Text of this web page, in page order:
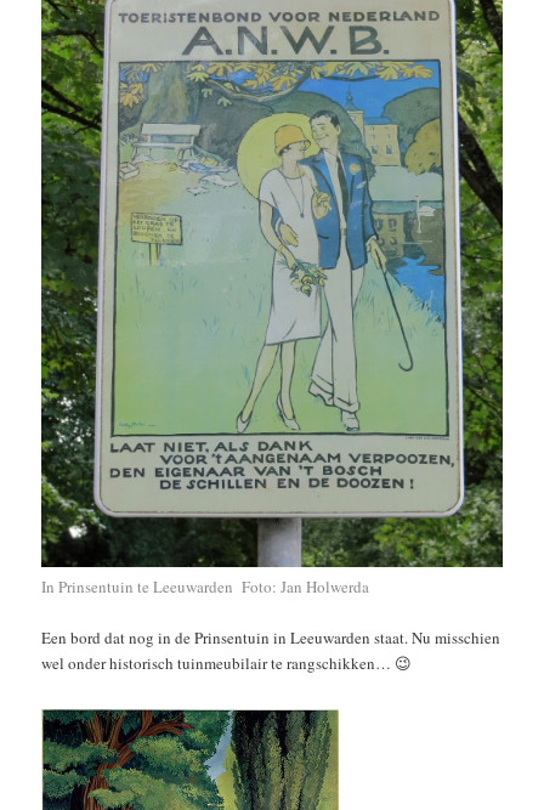
In Prinsentuin te Leeuwarden Foto: Jan Holwerda
Een bord dat nog in de Prinsentuin in Leeuwarden staat. Nu misschien
wel onder historisch tuinmeubilair te rangschikken… 😉